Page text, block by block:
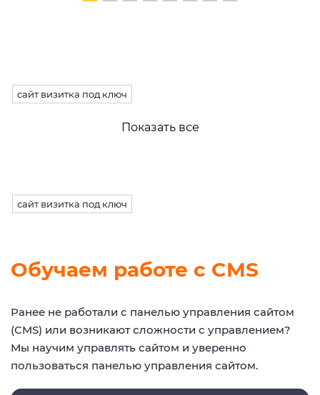
сайт визитка под ключ
Показать все
сайт визитка под ключ
Обучаем работе с CMS
Ранее не работали с панелью управления сайтом
(CMS) или возникают сложности с управлением?
Мы научим управлять сайтом и уверенно
пользоваться панелью управления сайтом.